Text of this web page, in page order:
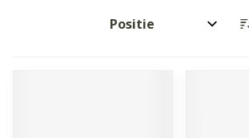
Sorteer op: